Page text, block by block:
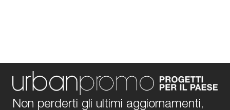
Non perderti gli ultimi aggiornamenti,